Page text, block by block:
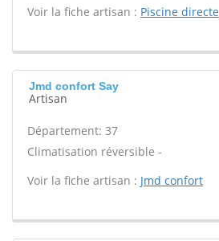
Voir la fiche artisan : Piscine directe
Jmd confort Say
Artisan
Département: 37
Climatisation réversible -
Voir la fiche artisan : Jmd confort